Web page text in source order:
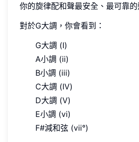
你的旋律配和聲最安全、最可靠的
對於G大調，你會看到：
G大調 (I)
A小調 (ii)
B小調 (iii)
C大調 (IV)
D大調 (V)
E小調 (vi)
F#減和弦 (vii°)